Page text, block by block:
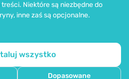
Niektóre są niezbędne do
inne zaś są opcjonalne.
wszystko
Dopasowane
danych osobowych zapewnia